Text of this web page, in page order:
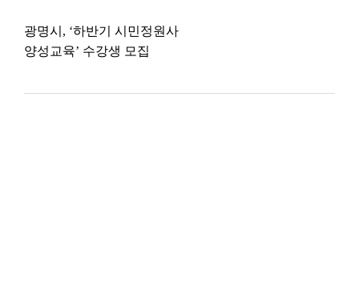
광명시, ‘하반기 시민정원사
양성교육’ 수강생 모집